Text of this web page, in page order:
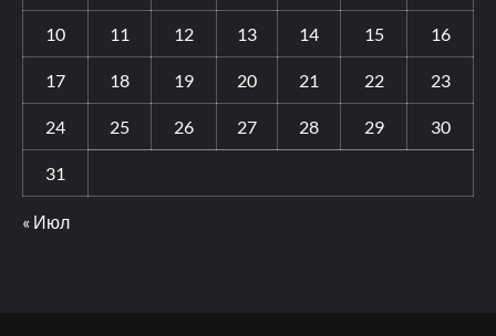
10 11 12 13 14 15 16
17 18 19 20 21 22 23
24 25 26 27 28 29 30
31
« Июл